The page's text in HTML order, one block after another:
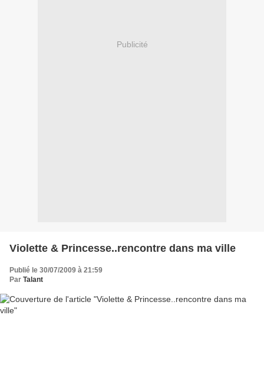
Publicité
Violette & Princesse..rencontre dans ma ville
Publié le 30/07/2009 à 21:59
Par Talant